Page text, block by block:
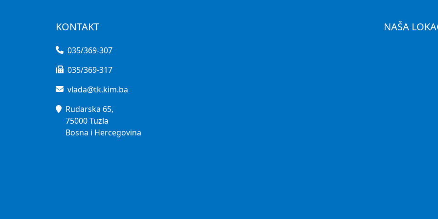
KONTAKT
035/369-307
035/369-317
vlada@tk.kim.ba
Rudarska 65,
75000 Tuzla
Bosna i Hercegovina
NAŠA